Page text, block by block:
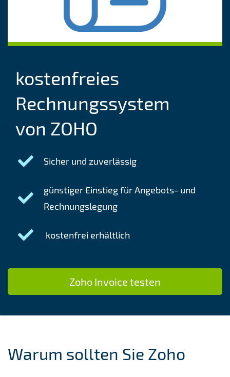
kostenfreies
Rechnungssystem
von ZOHO
Sicher und zuverlässig
günstiger Einstieg für Angebots- und
Rechnungslegung
kostenfrei erhältlich
Zoho Invoice testen
Warum sollten Sie Zoho